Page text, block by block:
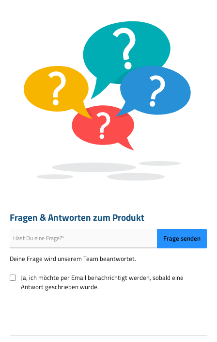
Fragen & Antworten zum Produkt
Frage senden
Deine Frage wird unserem Team beantwortet.
Ja, ich möchte per Email benachrichtigt werden, sobald eine
Antwort geschrieben wurde.